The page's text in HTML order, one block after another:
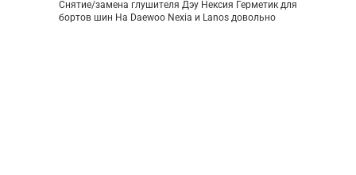
Снятие/замена глушителя Дэу Нексия Герметик для
бортов шин На Daewoo Nexia и Lanos довольно